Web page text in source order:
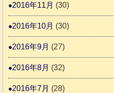
2016年11月 (30)
2016年10月 (30)
2016年9月 (27)
2016年8月 (32)
2016年7月 (28)